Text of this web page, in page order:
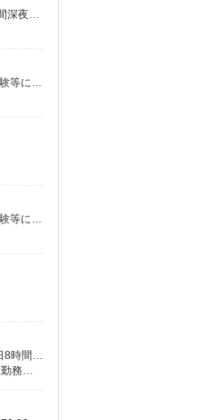
時給1,305円〜1,892円 ★土日祝日は時給100円アップ！ ・特定事業所加算手当:60円/時間 ・身体介護手当:500円/時間 ・早朝夜間深夜手当:300円/時間 （18:00〜翌07:59の時間帯） ・ICT手当:2,000円/月 ・深夜割増は別途支給 ・ケア→ケアの移動時間も賃金（時給）を支給 ※給与幅は資格・経験等による
時給1,270円〜1,799円 ★土日祝日は時給100円アップ！ ・夜勤手当:1万500円/回 ※（4）の勤務時に支給 ※給与幅は資格・経験等による
時給1,270円〜1,799円 ★土日祝日は時給100円アップ！ ・夜勤手当:1万500円/回 ※（1）の勤務時に支給 ※給与幅は資格・経験等による
未経験：時給1600〜1800円（資格・経験による） 経験者：時給1800〜2000円（資格・経験による） ◎月収例 時給2000円×1日8時間×22日（週5日）＝35万2000円 ◆昇給あり ◆支払い方法 ※日払い/週払い/月払い対応も可能です。詳しくは面談時にご相談ください。 ◆交通費：別途全額支給 ※当社規定あり
神奈川県横浜市保土ケ谷区 【最寄駅】 ◆各線「西谷駅」 ◆各線「保土ケ谷駅」 ◆相鉄本線「上星川駅」 ★その他、近隣に多数勤務地あります！